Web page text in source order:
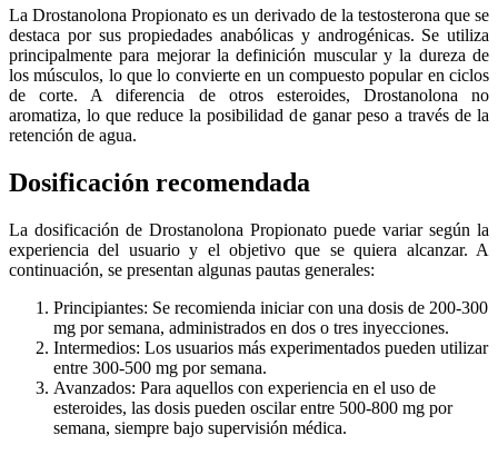
La Drostanolona Propionato es un derivado de la testosterona que se
destaca por sus propiedades anabólicas y androgénicas. Se utiliza
principalmente para mejorar la definición muscular y la dureza de
los músculos, lo que lo convierte en un compuesto popular en ciclos
de corte. A diferencia de otros esteroides, Drostanolona no
aromatiza, lo que reduce la posibilidad de ganar peso a través de la
retención de agua.
Dosificación recomendada
La dosificación de Drostanolona Propionato puede variar según la
experiencia del usuario y el objetivo que se quiera alcanzar. A
continuación, se presentan algunas pautas generales:
Principiantes: Se recomienda iniciar con una dosis de 200-300
mg por semana, administrados en dos o tres inyecciones.
Intermedios: Los usuarios más experimentados pueden utilizar
entre 300-500 mg por semana.
Avanzados: Para aquellos con experiencia en el uso de
esteroides, las dosis pueden oscilar entre 500-800 mg por
semana, siempre bajo supervisión médica.